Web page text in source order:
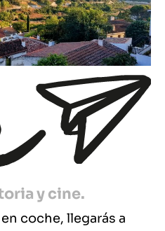
y cine.
coche, llegarás a